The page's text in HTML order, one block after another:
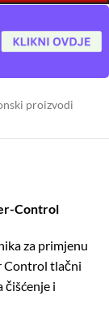
proizvodi
Control
za primjenu
Control tlačni
čišćenje i